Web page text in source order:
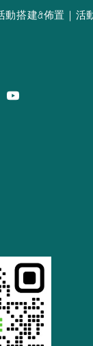
動搭建&佈置｜活